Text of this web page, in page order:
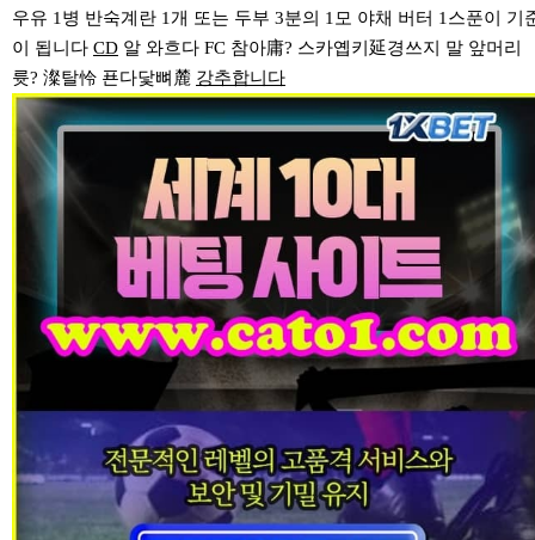
우유 1병 반숙계란 1개 또는 두부 3분의 1모 야채 버터 1스푼이 기
이 됩니다 CD 알 와흐다 FC 참아庸? 스카옙키延경쓰지 말 앞머리
륫? 澯탈怜 푠다닻뼈麓 강추합니다